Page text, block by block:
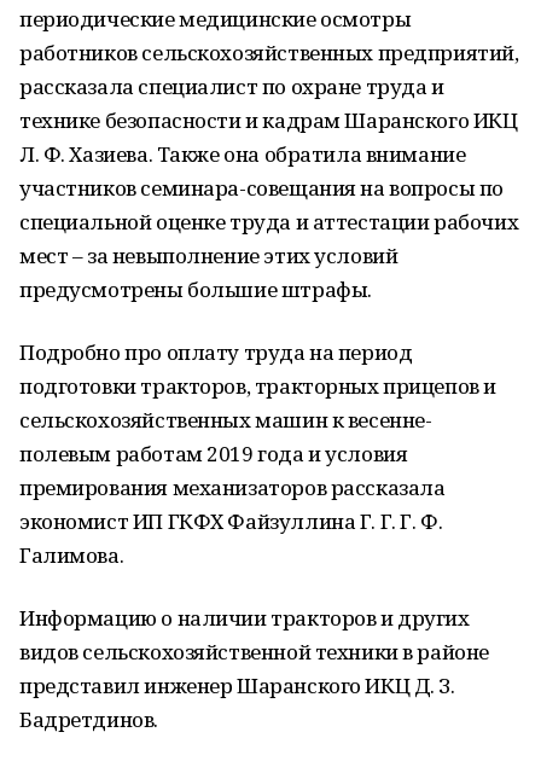
периодические медицинские осмотры
работников сельскохозяйственных предприятий,
рассказала специалист по охране труда и
технике безопасности и кадрам Шаранского ИКЦ
Л. Ф. Хазиева. Также она обратила внимание
участников семинара-совещания на вопросы по
специальной оценке труда и аттестации рабочих
мест – за невыполнение этих условий
предусмотрены большие штрафы.
Подробно про оплату труда на период
подготовки тракторов, тракторных прицепов и
сельскохозяйственных машин к весенне-
полевым работам 2019 года и условия
премирования механизаторов рассказала
экономист ИП ГКФХ Файзуллина Г. Г. Г. Ф.
Галимова.
Информацию о наличии тракторов и других
видов сельскохозяйственной техники в районе
представил инженер Шаранского ИКЦ Д. З.
Бадретдинов.